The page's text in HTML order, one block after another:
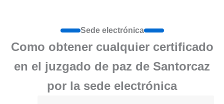
Sede electrónica
Como obtener cualquier certificado
en el juzgado de paz de Santorcaz
por la sede electrónica